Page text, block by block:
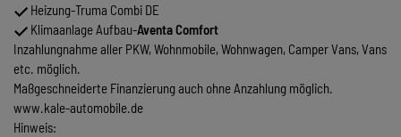
Heizung-Truma Combi DE
Klimaanlage Aufbau-Aventa Comfort
Inzahlungnahme aller PKW, Wohnmobile, Wohnwagen, Camper Vans, Vans
etc. möglich.
Maßgeschneiderte Finanzierung auch ohne Anzahlung möglich.
www.kale-automobile.de
Hinweis: